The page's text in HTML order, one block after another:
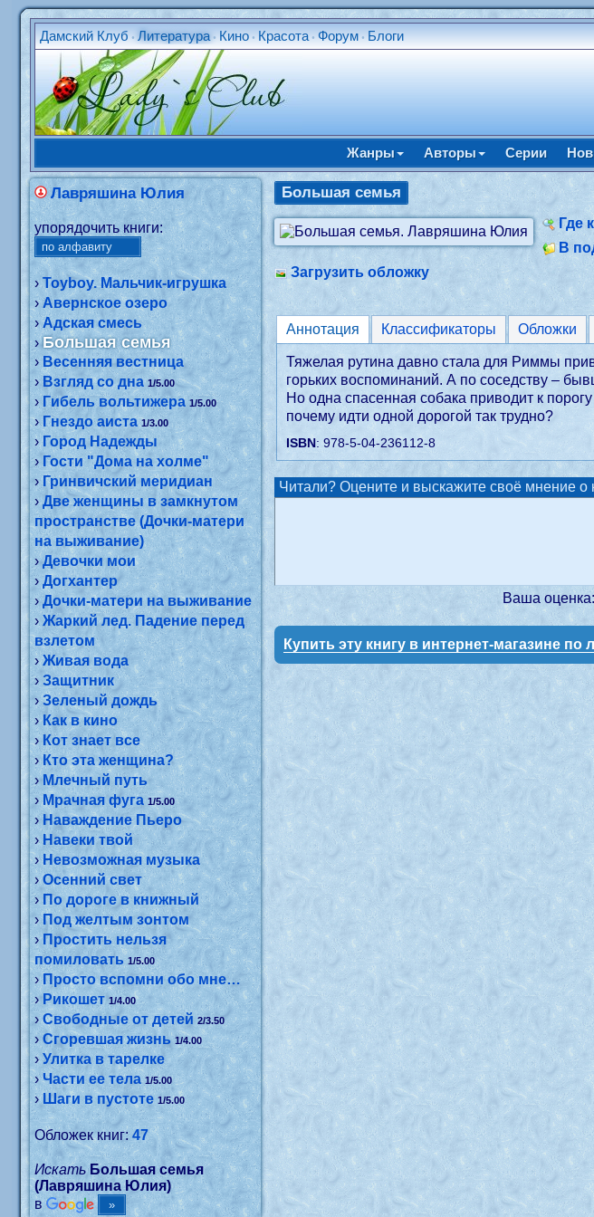
Дамский Клуб •Литература • Кино • Красота •Форум • Блоги
Жанры Авторы Серии
Лавряшина Юлия
упорядочить книги:
›Toyboy. Мальчик-игрушка
›Авернское озеро
›Адская смесь
›Большая семья
› Весенняя вестница
›Взгляд со дна 1/5.00
› Гибель вольтижера 1/5.00
›Гнездо аиста 1/3.00
›Город Надежды
› Гости "Дома на холме"
›Гринвичский меридиан
›Две женщины в замкнутом
пространстве (Дочки-матери
на выживание)
›Девочки мои
›Догхантер
›Дочки-матери на выживание
›Жаркий лед. Падение перед
взлетом
›Живая вода
›Защитник
›Зеленый дождь
›Как в кино
› Кот знает все
›Кто эта женщина?
› Млечный путь
›Мрачная фуга 1/5.00
›Наваждение Пьеро
›Навеки твой
›Невозможная музыка
›Осенний свет
› По дороге в книжный
›Под желтым зонтом
›Простить нельзя
помиловать 1/5.00
›Просто вспомни обо мне…
› Рикошет 1/4.00
›Свободные от детей 2/3.50
›Сгоревшая жизнь 1/4.00
›Улитка в тарелке
›Части ее тела 1/5.00
›Шаги в пустоте 1/5.00
Обложек книг:47
Искать Большая семья
(Лавряшина Юлия)
в
Большая семья
Где
В
Загрузить обложку
Аннотация Классификаторы Обложки
Тяжелая рутина давно стала для Риммы
горьких воспоминаний. А по соседству –
Но одна спасенная собака приводит к
почему идти одной дорогой так трудно?
ISBN: 978-5-04-236112-8
Читали? Оцените и выскажите своё мнение о
Ваша оценка:
Купить эту книгу в интернет-магазине по